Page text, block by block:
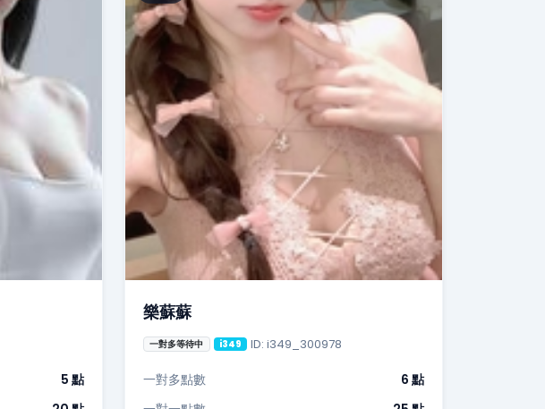
5 點
樂蘇蘇
一對多等待中 i349 ID: i349_300978
一對多點數
6 點